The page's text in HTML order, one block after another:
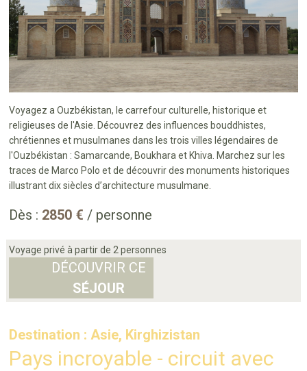
Voyagez a Ouzbékistan, le carrefour culturelle, historique et
religieuses de l'Asie. Découvrez des influences bouddhistes,
chrétiennes et musulmanes dans les trois villes légendaires de
l'Ouzbékistan : Samarcande, Boukhara et Khiva. Marchez sur les
traces de Marco Polo et de découvrir des monuments historiques
illustrant dix siècles d’architecture musulmane.
Dès : 2850 € / personne
Voyage privé à partir de 2 personnes
DÉCOUVRIR CE
SÉJOUR
Destination : Asie, Kirghizistan
Pays incroyable - circuit avec